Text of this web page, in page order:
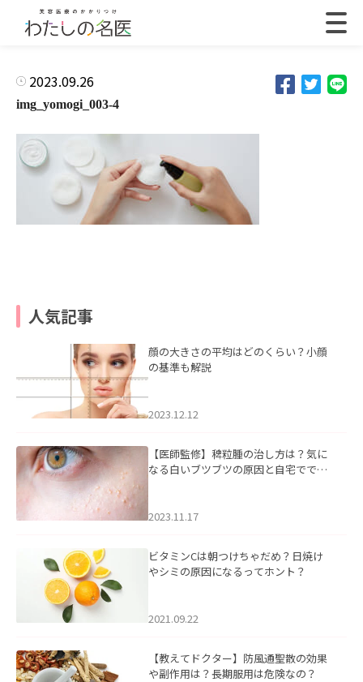
2023.09.26
img_yomogi_003-4
人気記事
顔の大きさの平均はどのくらい？小顔
の基準も解説
2023.12.12
【医師監修】稗粒腫の治し方は？気に
なる白いブツブツの原因と自宅ででき
2023.11.17
ビタミンCは朝つけちゃだめ？日焼け
やシミの原因になるってホント？
2021.09.22
【教えてドクター】防風通聖散の効果
や副作用は？長期服用は危険なの？